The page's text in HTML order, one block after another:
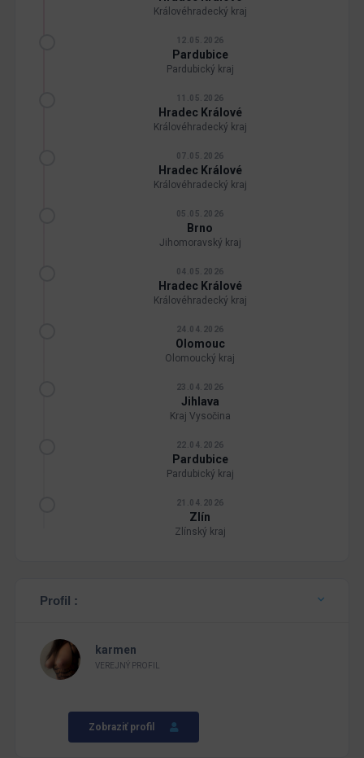
Královéhradecký kraj
12.05.2026
Pardubice
Pardubický kraj
11.05.2026
Hradec Králové
Královéhradecký kraj
07.05.2026
Hradec Králové
Královéhradecký kraj
05.05.2026
Brno
Jihomoravský kraj
04.05.2026
Hradec Králové
Královéhradecký kraj
24.04.2026
Olomouc
Olomoucký kraj
23.04.2026
Jihlava
Kraj Vysočina
22.04.2026
Pardubice
Pardubický kraj
21.04.2026
Zlín
Zlínský kraj
Profil :
karmen
VEREJNÝ PROFIL
Zobraziť profil